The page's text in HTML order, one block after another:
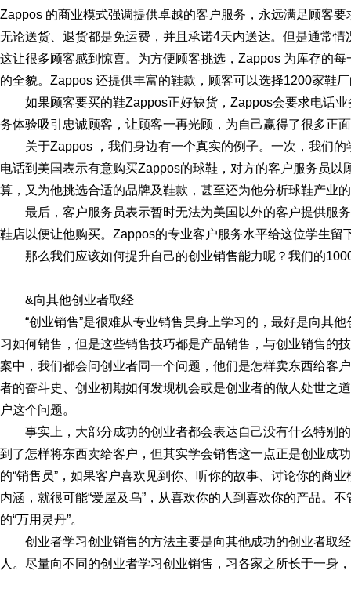
Zappos 的商业模式强调提供卓越的客户服务，永远满足顾客要
无论送货、退货都是免运费，并且承诺4天内送达。但是通常
这让很多顾客感到惊喜。为方便顾客挑选，Zappos 为库存的
的全貌。Zappos 还提供丰富的鞋款，顾客可以选择1200家鞋
如果顾客要买的鞋Zappos正好缺货，Zappos会要求电话
务体验吸引忠诚顾客，让顾客一再光顾，为自己赢得了很多正
关于Zappos ，我们身边有一个真实的例子。一次，我们
电话到美国表示有意购买Zappos的球鞋，对方的客户服务员
算，又为他挑选合适的品牌及鞋款，甚至还为他分析球鞋产业
最后，客户服务员表示暂时无法为美国以外的客户提供服
鞋店以便让他购买。Zappos的专业客户服务水平给这位学生留
那么我们应该如何提升自己的创业销售能力呢？我们的
&向其他创业者取经
“创业销售”是很难从专业销售员身上学习的，最好是向其
习如何销售，但是这些销售技巧都是产品销售，与创业销售的
案中，我们都会问创业者同一个问题，他们是怎样卖东西给客
者的奋斗史、创业初期如何发现机会或是创业者的做人处世之
户这个问题。
事实上，大部分成功的创业者都会表达自己没有什么特别
到了怎样将东西卖给客户，但其实学会销售这一点正是创业成
的“销售员”，如果客户喜欢见到你、听你的故事、讨论你的商
内涵，就很可能“爱屋及乌”，从喜欢你的人到喜欢你的产品。
的“万用灵丹”。
创业者学习创业销售的方法主要是向其他成功的创业者取
人。尽量向不同的创业者学习创业销售，习各家之所长于一身